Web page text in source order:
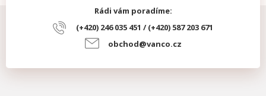
Rádi vám poradíme:
(+420) 246 035 451 / (+420) 587 203 671
obchod@vanco.cz